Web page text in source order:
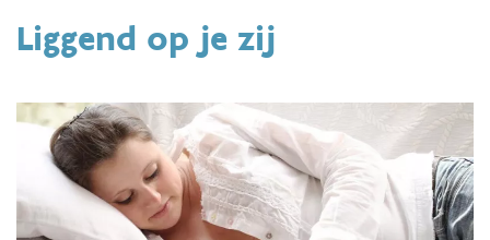
Liggend op je zij